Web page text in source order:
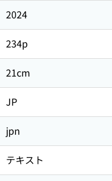
2024
234p
21cm
JP
jpn
テキスト